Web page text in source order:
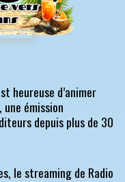
heureuse d’animer
émission
depuis plus de 30
le streaming de Radio